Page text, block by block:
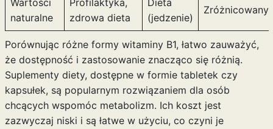
Wartości
naturalne
Profilaktyka,
zdrowa dieta
Dieta
(jedzenie)
Zróżnicowany
Porównując różne formy witaminy B1, łatwo zauważyć,
że dostępność i zastosowanie znacząco się różnią.
Suplementy diety, dostępne w formie tabletek czy
kapsułek, są popularnym rozwiązaniem dla osób
chcących wspomóc metabolizm. Ich koszt jest
zazwyczaj niski i są łatwe w użyciu, co czyni je